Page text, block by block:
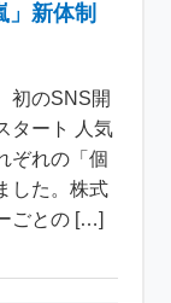
新体制
初のSNS開
タート 人気
ぞれの「個
した。株式
ごとの […]